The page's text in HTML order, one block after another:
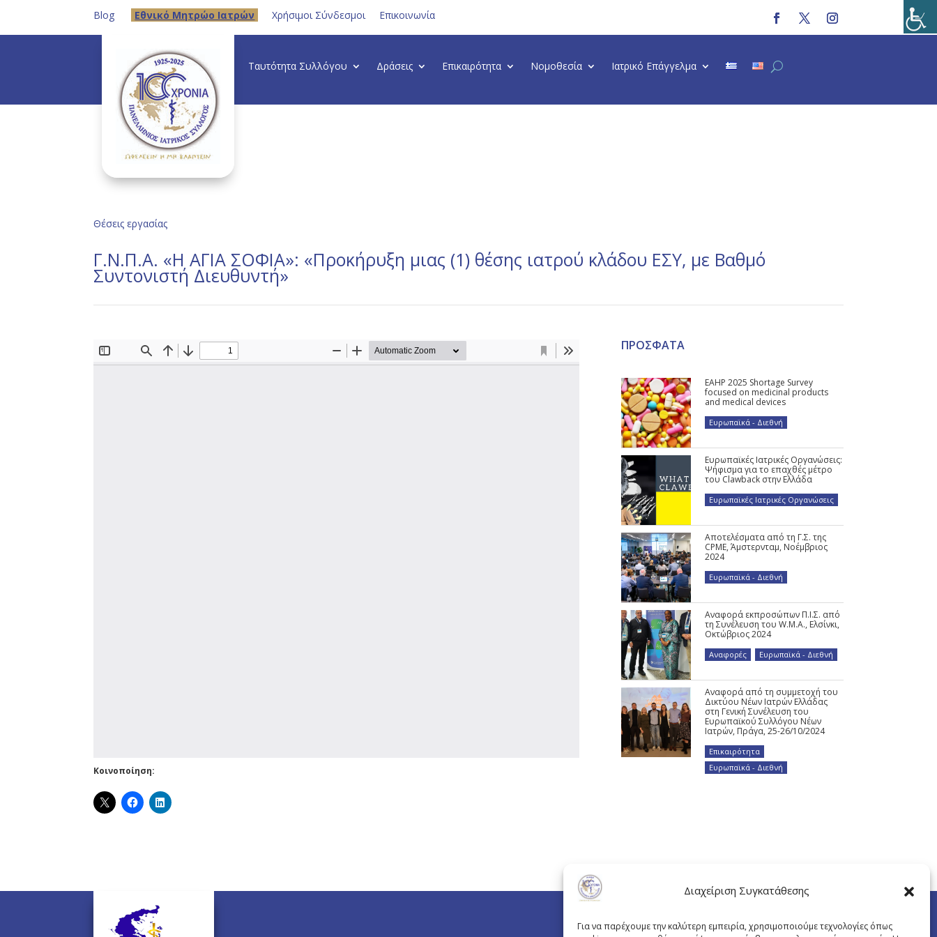
Διαχείριση Συγκατάθεσης
Για να παρέχουμε την καλύτερη εμπειρία, χρησιμοποιούμε τεχνολογίες όπως
Blog Eθνικό Μητρώο Ιατρών Χρήσιμοι Σύνδεσμοι Επικοινωνία
Ταυτότητα Συλλόγου Δράσεις Επικαιρότητα Νομοθεσία Ιατρικό Επάγγελμα
Θέσεις εργασίας
Γ.Ν.Π.Α. «Η ΑΓΙΑ ΣΟΦΙΑ»: «Προκήρυξη μιας (1) θέσης ιατρού κλάδου ΕΣΥ, με Βαθμό
Συντονιστή Διευθυντή»
Κοινοποίηση:
ΠΡΟΣΦΑΤΑ
EAHP 2025 Shortage Survey
focused on medicinal products
and medical devices
Ευρωπαϊκά - Διεθνή
Ευρωπαϊκές Ιατρικές Οργανώσεις:
Ψήφισμα για το επαχθές μέτρο
του Clawback στην Ελλάδα
Ευρωπαϊκές Ιατρικές Οργανώσεις
Αποτελέσματα από τη Γ.Σ. της
CPME, Άμστερνταμ, Νοέμβριος
2024
Ευρωπαϊκά - Διεθνή
Αναφορά εκπροσώπων Π.Ι.Σ. από
τη Συνέλευση του W.M.A., Ελσίνκι,
Οκτώβριος 2024
Αναφορές Ευρωπαϊκά - Διεθνή
Αναφορά από τη συμμετοχή του
Δικτύου Νέων Ιατρών Ελλάδας
στη Γενική Συνέλευση του
Ευρωπαϊκού Συλλόγου Νέων
Ιατρών, Πράγα, 25-26/10/2024
Επικαιρότητα
Ευρωπαϊκά - Διεθνή